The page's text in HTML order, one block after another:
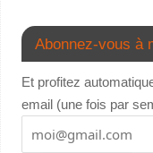
Abonnez-vous à
Et profitez
email (une fois par